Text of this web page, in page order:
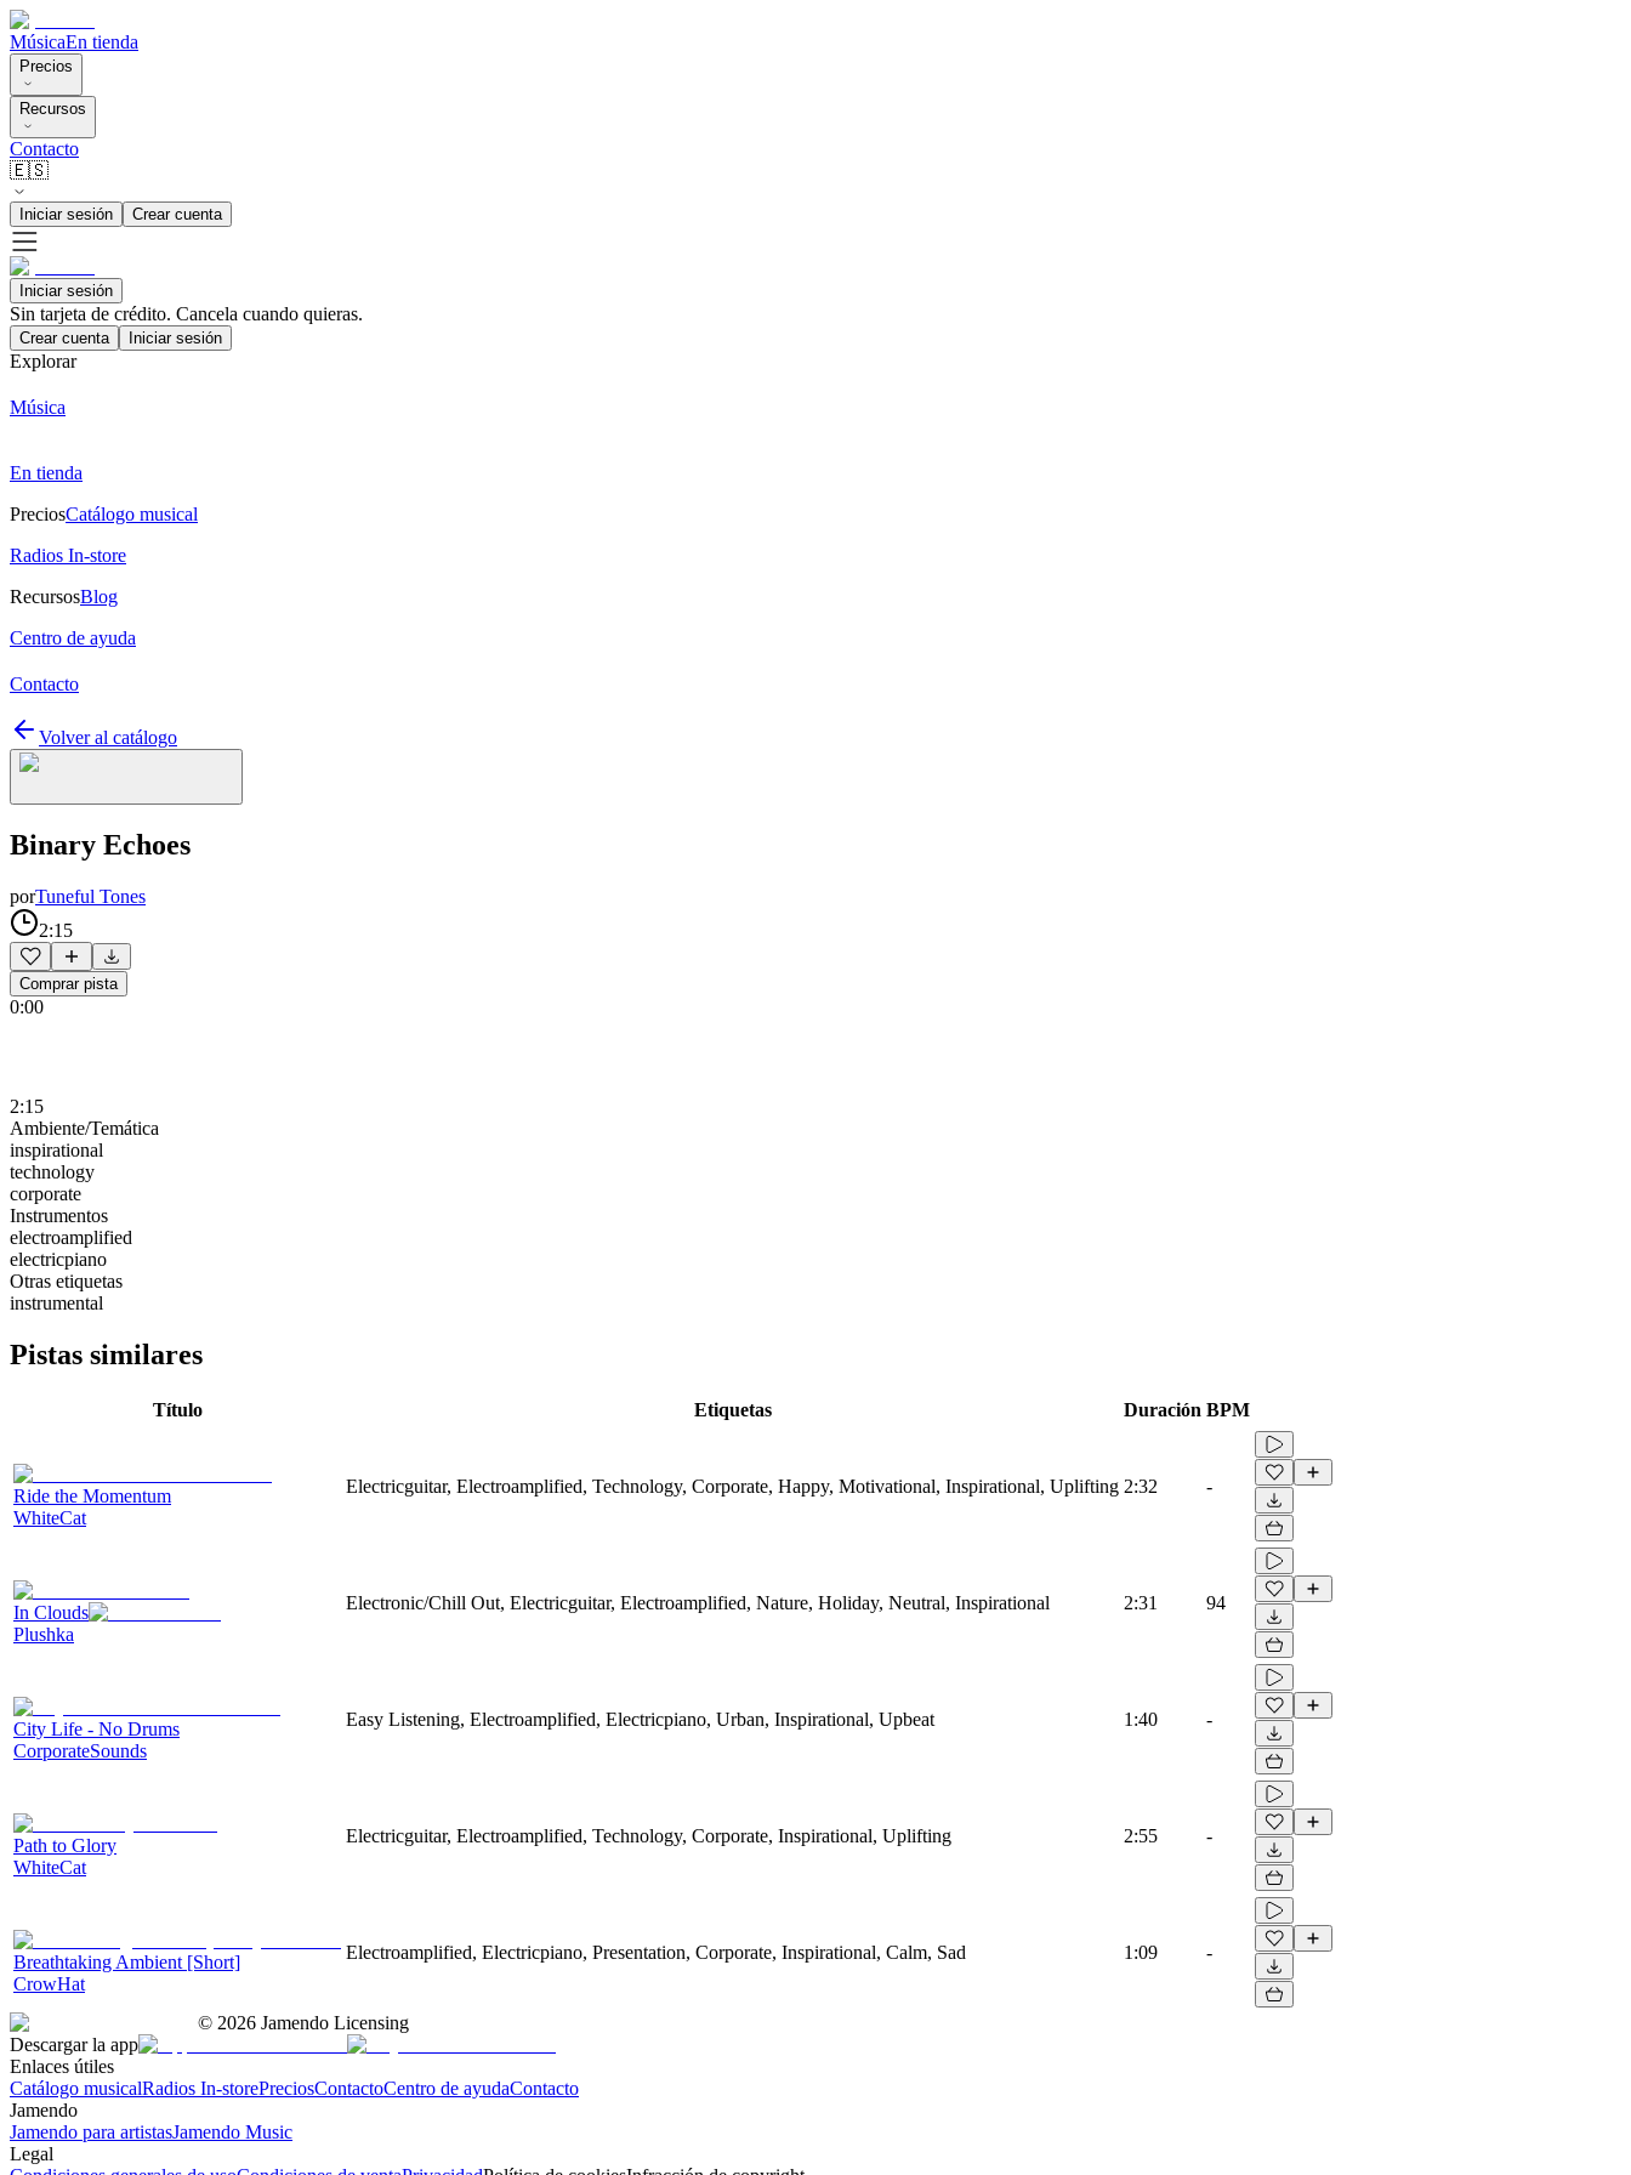
MúsicaEn tienda
Precios
Recursos
Contacto
🇪🇸
Iniciar sesión Crear cuenta
Iniciar sesión
Sin tarjeta de crédito. Cancela cuando quieras.
Crear cuenta Iniciar sesión
Explorar
Música
En tienda
PreciosCatálogo musical
Radios In-store
RecursosBlog
Centro de ayuda
Contacto
Volver al catálogo
Binary Echoes
porTuneful Tones
2:15
Comprar pista
0:00
2:15
Ambiente/Temática
inspirational
technology
corporate
Instrumentos
electroamplified
electricpiano
Otras etiquetas
instrumental
Pistas similares
Título Etiquetas Duración BPM
Ride the Momentum
WhiteCat
Electricguitar, Electroamplified, Technology, Corporate, Happy, Motivational, Inspirational, Uplifting 2:32 -
In Clouds
Plushka
Electronic/Chill Out, Electricguitar, Electroamplified, Nature, Holiday, Neutral, Inspirational 2:31 94
City Life - No Drums
CorporateSounds
Easy Listening, Electroamplified, Electricpiano, Urban, Inspirational, Upbeat 1:40 -
Path to Glory
WhiteCat
Electricguitar, Electroamplified, Technology, Corporate, Inspirational, Uplifting 2:55 -
Breathtaking Ambient [Short]
CrowHat
Electroamplified, Electricpiano, Presentation, Corporate, Inspirational, Calm, Sad 1:09 -
© 2026 Jamendo Licensing
Descargar la app
Enlaces útiles
Catálogo musicalRadios In-storePreciosContactoCentro de ayudaContacto
Jamendo
Jamendo para artistasJamendo Music
Legal